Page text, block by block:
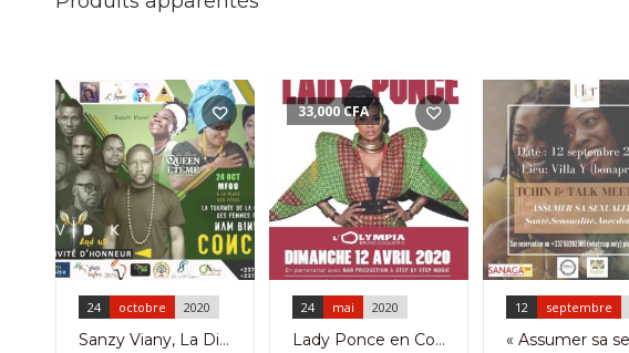
24 octobre 2020
Sanzy Viany, La Diva Queen Etémé et Léa Jiin Messomo en concert Les 24 et 31 Octobre à La Place Des Fêtes De Mfou et A Mengong Ebolowa
24 mai 2020
Lady Ponce en Concert à L’Olympia de Paris le 24 Mai 2020
33,000CFA
12 septembre